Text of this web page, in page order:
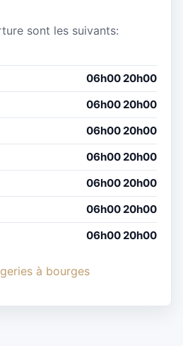
sont les suivants:
06h00 20h00
06h00 20h00
06h00 20h00
06h00 20h00
06h00 20h00
06h00 20h00
06h00 20h00
à bourges